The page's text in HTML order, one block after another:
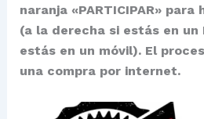
naranja «PARTICIPAR»
(a la derecha si estás en un
estás en un móvil). El
una compra por internet.